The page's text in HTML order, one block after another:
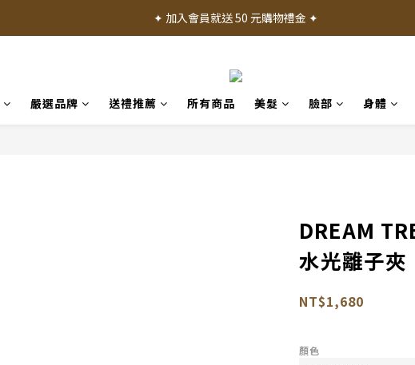
✦ 加入會員就送 50 元購物禮金 ✦
✦ 加入會員就送 50 元購物禮金 ✦
✦ 產品體驗歡迎諮詢門市 ✦
嚴選品牌 送禮推薦 所有商品 美髮 臉部 身體
DREAM
水光離子
NT$1,680
顏色